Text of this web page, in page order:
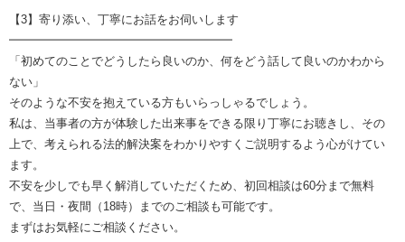
【3】寄り添い、丁寧にお話をお伺いします
━━━━━━━━━━━━━━━━━━━
「初めてのことでどうしたら良いのか、何をどう話して良いのかわから
ない」
そのような不安を抱えている方もいらっしゃるでしょう。
私は、当事者の方が体験した出来事をできる限り丁寧にお聴きし、その
上で、考えられる法的解決案をわかりやすくご説明するよう心がけてい
ます。
不安を少しでも早く解消していただくため、初回相談は60分まで無料
で、当日・夜間（18時）までのご相談も可能です。
まずはお気軽にご相談ください。